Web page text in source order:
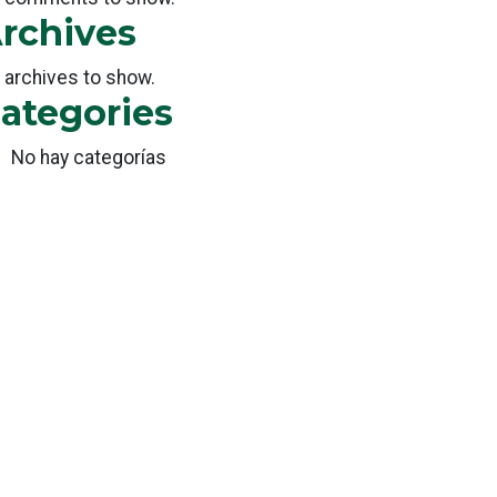
archives to show.
No hay categorías